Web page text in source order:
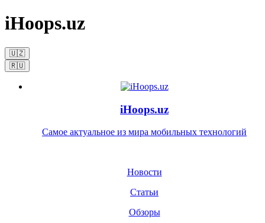
iHoops.uz
🇺🇿
🇷🇺
iHoops.uz
Самое актуальное из мира мобильных технологий
Новости
Статьи
Обзоры